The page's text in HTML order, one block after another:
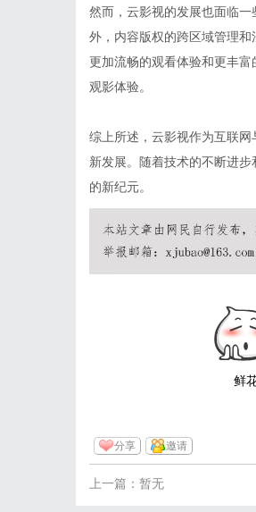
然而，云影视的发展也面临
外，内容版权的跨区域管理
更加流畅的观看体验和更丰
观影体验。
综上所述，云影视作为互联
新发展。随着技术的不断进
的新纪元。
鲜
分享 邀请
上一篇：暂无